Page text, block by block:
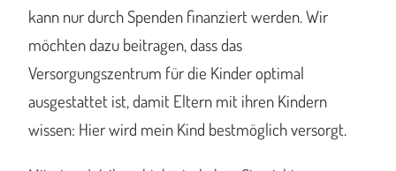
kann nur durch Spenden finanziert werden. Wir
möchten dazu beitragen, dass das
Versorgungszentrum für die Kinder optimal
ausgestattet ist, damit Eltern mit ihren Kindern
wissen: Hier wird mein Kind bestmöglich versorgt.